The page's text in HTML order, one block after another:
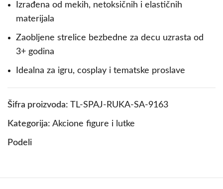
Izrađena od mekih, netoksičnih i elastičnih
materijala
Zaobljene strelice bezbedne za decu uzrasta od
3+ godina
Idealna za igru, cosplay i tematske proslave
Šifra proizvoda: TL-SPAJ-RUKA-SA-9163
Kategorija: Akcione figure i lutke
Podeli